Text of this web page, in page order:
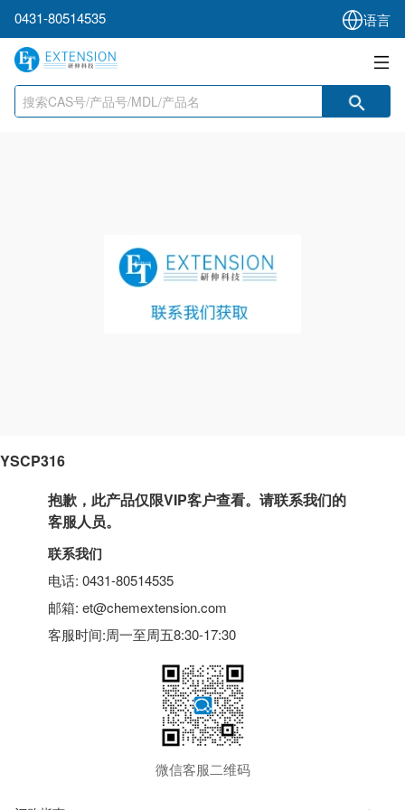
0431-80514535 语言
YSCP316
抱歉，此产品仅限VIP客户查看。请联系我们的
客服人员。
联系我们
电话: 0431-80514535
邮箱: et@chemextension.com
客服时间:周一至周五8:30-17:30
微信客服二维码